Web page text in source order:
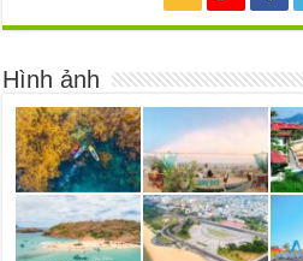
Hình ảnh